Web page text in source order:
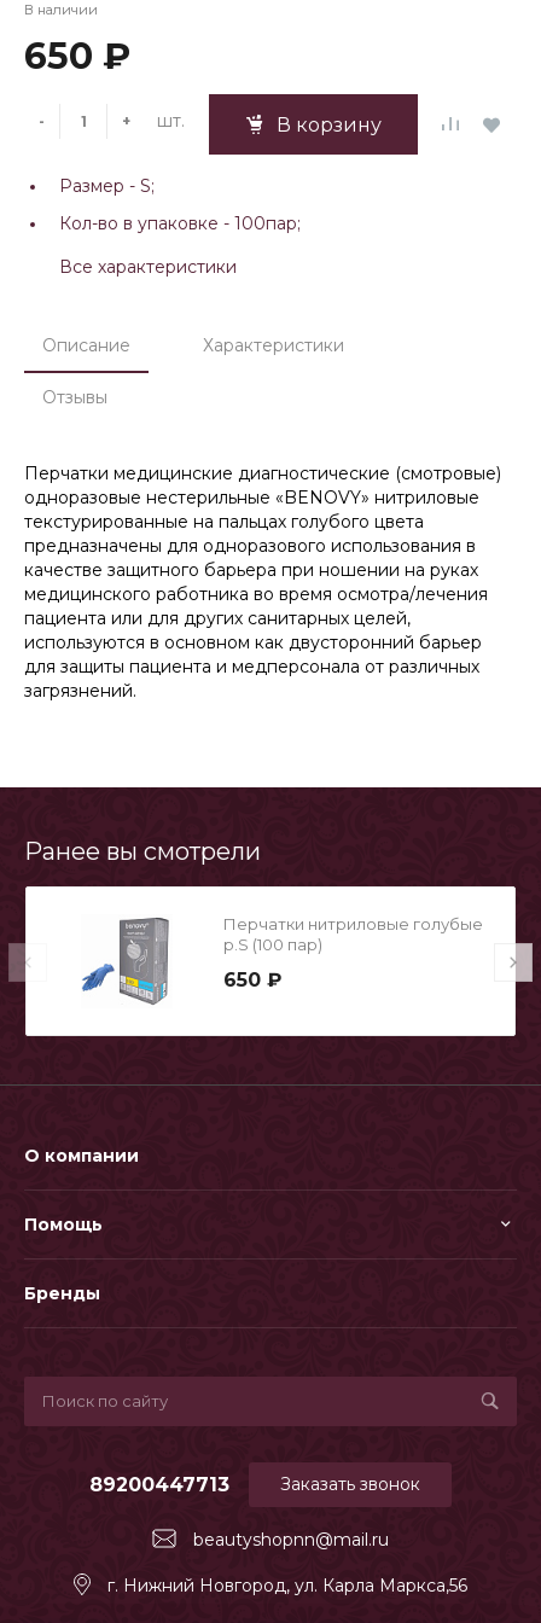
В наличии
650 ₽
- + шт. В корзину
Размер - S;
Кол-во в упаковке - 100пар;
Все характеристики
Описание Характеристики
Отзывы
Перчатки медицинские диагностические (смотровые)
одноразовые нестерильные «BENOVY» нитриловые
текстурированные на пальцах голубого цвета
предназначены для одноразового использования в
качестве защитного барьера при ношении на руках
медицинского работника во время осмотра/лечения
пациента или для других санитарных целей,
используются в основном как двусторонний барьер
для защиты пациента и медперсонала от различных
загрязнений.
Ранее вы смотрели
Перчатки нитриловые голубые
р.S (100 пар)
650 ₽
О компании
Помощь
Бренды
beautyshopnn@mail.ru
89200447713
г. Нижний Новгород, ул. Карла Маркса,56
Заказать звонок